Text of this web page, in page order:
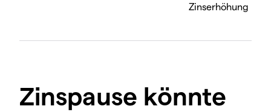
Zinserhöhung
Zinspause könnte